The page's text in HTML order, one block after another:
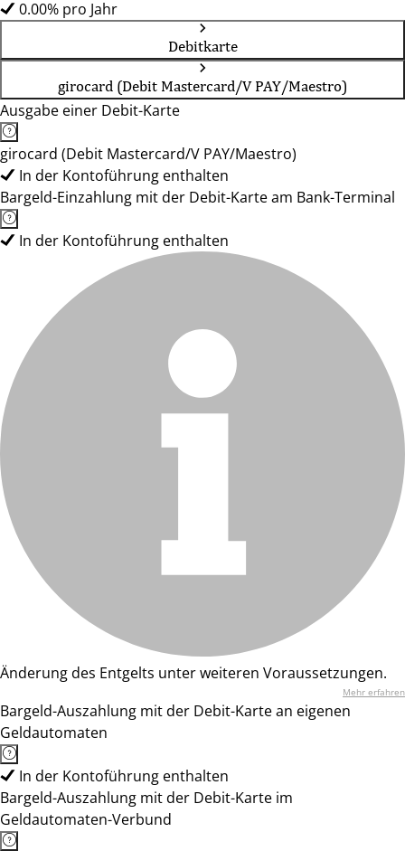
0.00% pro Jahr
Debitkarte
girocard (Debit Mastercard/V PAY/Maestro)
Ausgabe einer Debit-Karte
girocard (Debit Mastercard/V PAY/Maestro)
In der Kontoführung enthalten
Bargeld-Einzahlung mit der Debit-Karte am Bank-Terminal
In der Kontoführung enthalten
Änderung des Entgelts unter weiteren Voraussetzungen.
Mehr erfahren
Bargeld-Auszahlung mit der Debit-Karte an eigenen
Geldautomaten
In der Kontoführung enthalten
Bargeld-Auszahlung mit der Debit-Karte im
Geldautomaten-Verbund